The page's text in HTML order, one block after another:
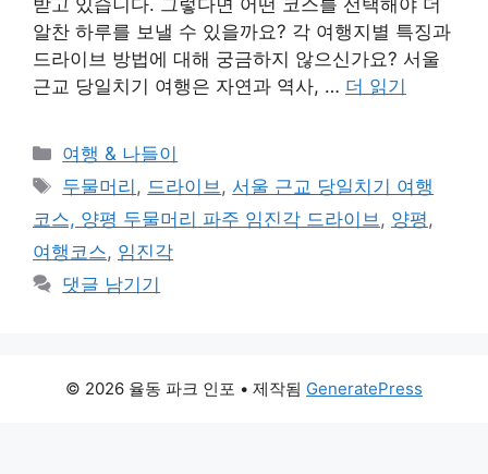
받고 있습니다. 그렇다면 어떤 코스를 선택해야 더
알찬 하루를 보낼 수 있을까요? 각 여행지별 특징과
드라이브 방법에 대해 궁금하지 않으신가요? 서울
근교 당일치기 여행은 자연과 역사, … 더 읽기
카
테
리
여행 & 나들이
태
그
두물머리 , 드라이브, 서울 근교 당일치기 여행
코스, 양평 두물머리 파주 임진각 드라이브, 양평,
여행코스, 임진각
댓글 남기기
© 2026 율동 파크 인포 • 제작됨 GeneratePress